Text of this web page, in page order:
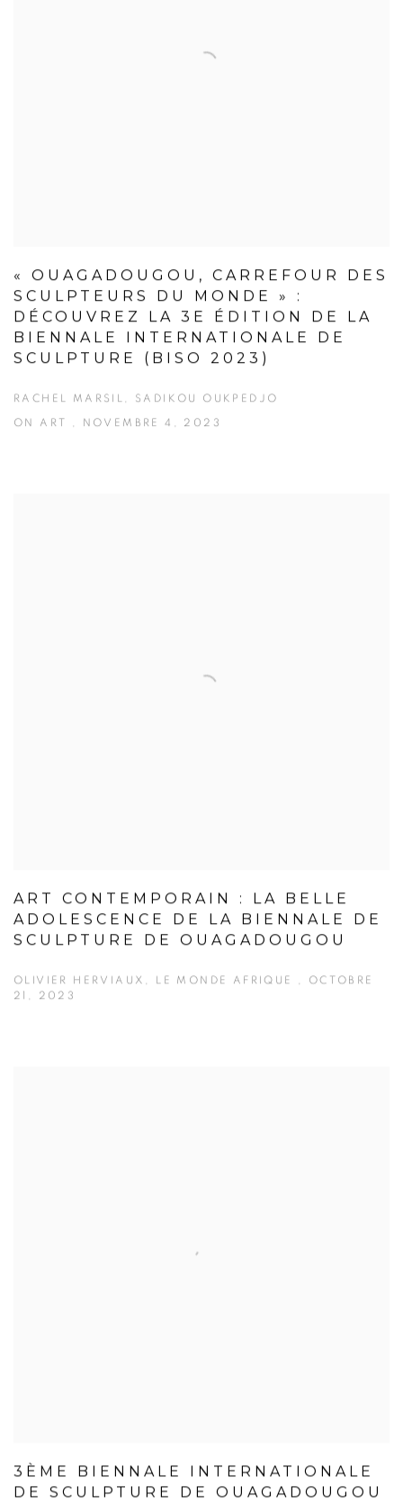
« OUAGADOUGOU, CARREFOUR DES
SCULPTEURS DU MONDE » :
DÉCOUVREZ LA 3E ÉDITION DE LA
BIENNALE INTERNATIONALE DE
SCULPTURE (BISO 2023)
RACHEL MARSIL, SADIKOU OUKPEDJO
ON ART , NOVEMBRE 4, 2023
ART CONTEMPORAIN : LA BELLE
ADOLESCENCE DE LA BIENNALE DE
SCULPTURE DE OUAGADOUGOU
OLIVIER HERVIAUX, LE MONDE AFRIQUE , OCTOBRE
21, 2023
3ÈME BIENNALE INTERNATIONALE
DE SCULPTURE DE OUAGADOUGOU